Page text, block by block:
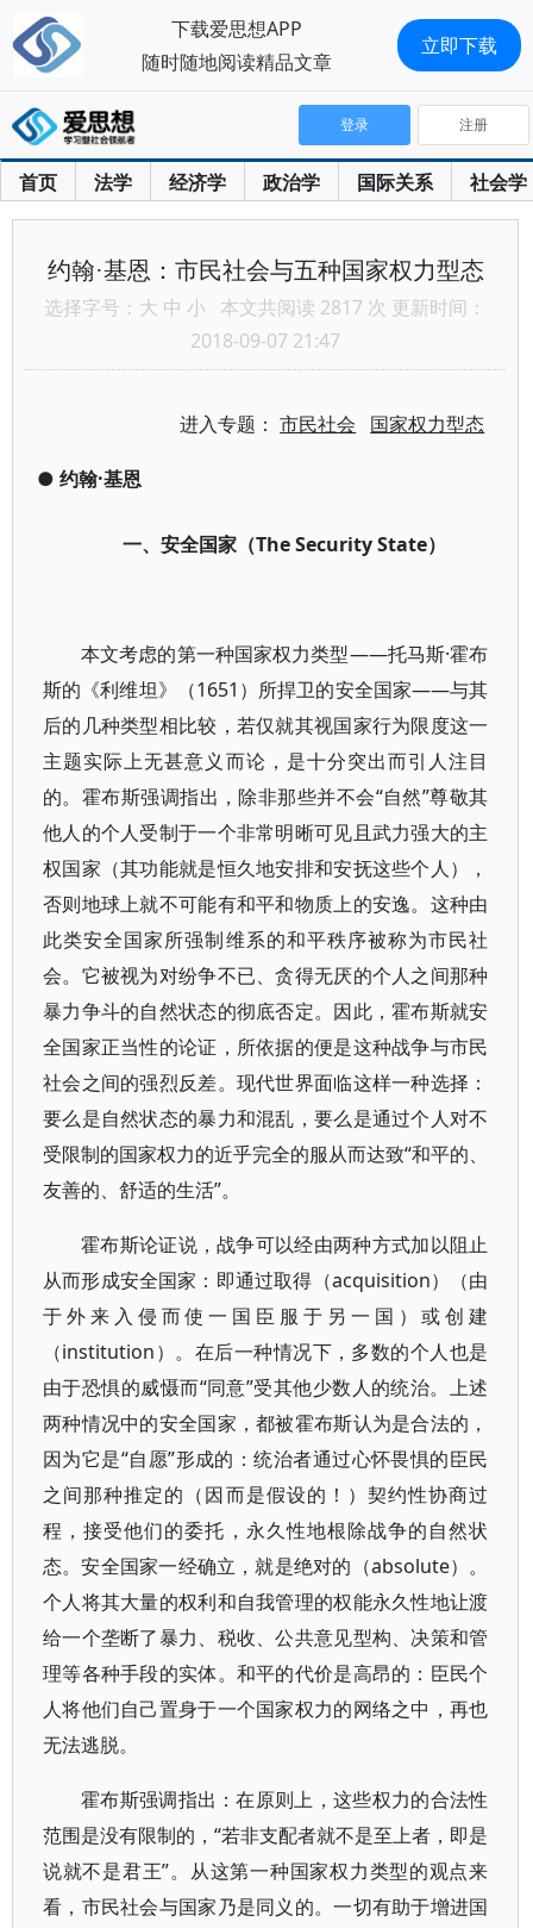
首页 法学 经济学 政治学 国际关系 社会学
登录 注册
约翰·基恩：市民社会与五种国家权力型态
选择字号： 大 中 小 本文共阅读 2817 次 更新时间：
2018-09-07 21:47
进入专题：市民社会 国家权力型态
● 约翰·基恩
一、安全国家（The Security State）
本文考虑的第一种国家权力类型——托马斯·霍布
斯的《利维坦》（1651）所捍卫的安全国家——与其
后的几种类型相比较，若仅就其视国家行为限度这一
主题实际上无甚意义而论，是十分突出而引人注目
的。霍布斯强调指出，除非那些并不会“自然”尊敬其
他人的个人受制于一个非常明晰可见且武力强大的主
权国家（其功能就是恒久地安排和安抚这些个人），
否则地球上就不可能有和平和物质上的安逸。这种由
此类安全国家所强制维系的和平秩序被称为市民社
会。它被视为对纷争不已、贪得无厌的个人之间那种
暴力争斗的自然状态的彻底否定。因此，霍布斯就安
全国家正当性的论证，所依据的便是这种战争与市民
社会之间的强烈反差。现代世界面临这样一种选择：
要么是自然状态的暴力和混乱，要么是通过个人对不
受限制的国家权力的近乎完全的服从而达致“和平的、
友善的、舒适的生活”。
霍布斯论证说，战争可以经由两种方式加以阻止
从而形成安全国家：即通过取得（acquisition）（由
于外来入侵而使一国臣服于另一国）或创建
（institution）。在后一种情况下，多数的个人也是
由于恐惧的威慑而“同意”受其他少数人的统治。上述
两种情况中的安全国家，都被霍布斯认为是合法的，
因为它是“自愿”形成的：统治者通过心怀畏惧的臣民
之间那种推定的（因而是假设的！）契约性协商过
程，接受他们的委托，永久性地根除战争的自然状
态。安全国家一经确立，就是绝对的（absolute）。
个人将其大量的权利和自我管理的权能永久性地让渡
给一个垄断了暴力、税收、公共意见型构、决策和管
理等各种手段的实体。和平的代价是高昂的：臣民个
人将他们自己置身于一个国家权力的网络之中，再也
无法逃脱。
霍布斯强调指出：在原则上，这些权力的合法性
范围是没有限制的，“若非支配者就不是至上者，即是
说就不是君王”。从这第一种国家权力类型的观点来
看，市民社会与国家乃是同义的。一切有助于增进国
下载爱思想APP
随时随地阅读精品文章
立即下载